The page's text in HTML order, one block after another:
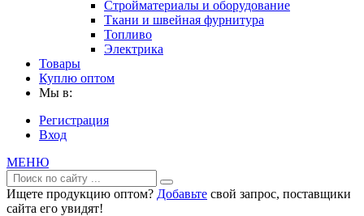
Стройматериалы и оборудование
Ткани и швейная фурнитура
Топливо
Электрика
Товары
Куплю оптом
Мы в:
Регистрация
Вход
МЕНЮ
Ищете продукцию оптом? Добавьте свой запрос, поставщики
сайта его увидят!